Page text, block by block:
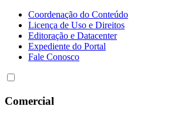
Coordenação do Conteúdo
Licença de Uso e Direitos
Editoração e Datacenter
Expediente do Portal
Fale Conosco
Comercial